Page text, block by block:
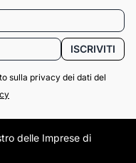
ISCRIVITI
sulla privacy dei dati del
delle Imprese di